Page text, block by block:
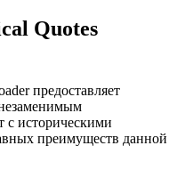
Quotes
предоставляет
с историческими
преимуществ данной